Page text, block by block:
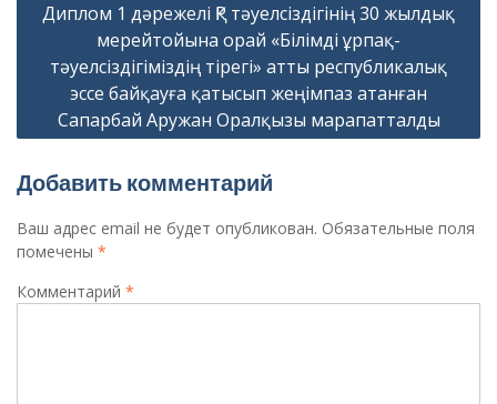
Диплом 1 дәрежелі ҚР тәуелсіздігінің 30 жылдық
мерейтойына орай «Білімді ұрпақ-
тәуелсіздігіміздің тірегі» атты республикалық
эссе байқауға қатысып жеңімпаз атанған
Сапарбай Аружан Оралқызы марапатталды
Добавить комментарий
Ваш адрес email не будет опубликован. Обязательные поля
помечены *
Комментарий *